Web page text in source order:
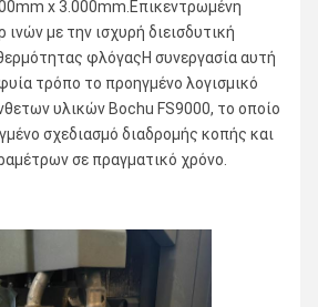
x 3.000mm.Επικεντρωμένη
ινών με την ισχυρή διεισδυτική
φλόγαςΗ συνεργασία αυτή
τρόπο το προηγμένο λογισμικό
υλικών Bochu FS9000, το οποίο
σχεδιασμό διαδρομής κοπής και
σε πραγματικό χρόνο.